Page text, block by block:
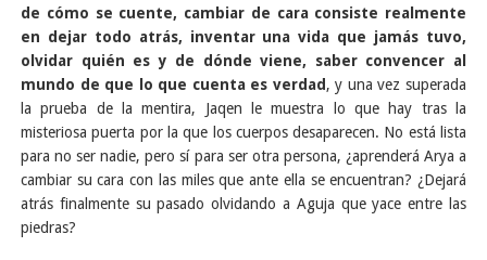
de cómo se cuente, cambiar de cara consiste realmente
en dejar todo atrás, inventar una vida que jamás tuvo,
olvidar quién es y de dónde viene, saber convencer al
mundo de que lo que cuenta es verdad, y una vez superada
la prueba de la mentira, Jaqen le muestra lo que hay tras la
misteriosa puerta por la que los cuerpos desaparecen. No está lista
para no ser nadie, pero sí para ser otra persona, ¿aprenderá Arya a
cambiar su cara con las miles que ante ella se encuentran? ¿Dejará
atrás finalmente su pasado olvidando a Aguja que yace entre las
piedras?